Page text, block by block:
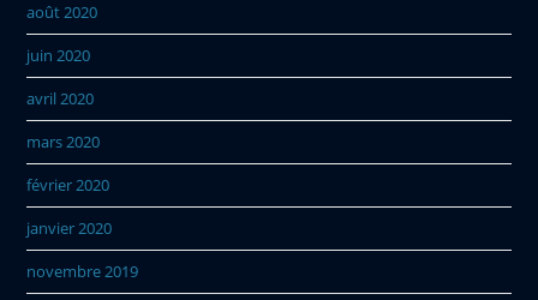
août 2020
juin 2020
avril 2020
mars 2020
février 2020
janvier 2020
novembre 2019